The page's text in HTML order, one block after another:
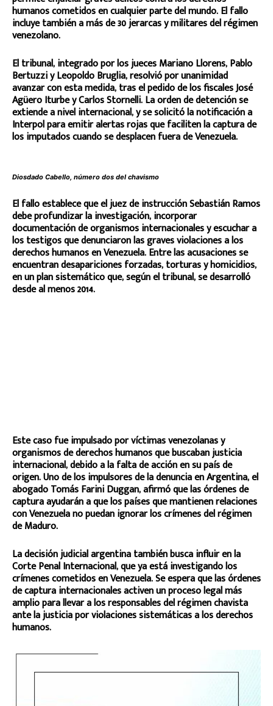
humanos cometidos en cualquier parte del mundo. El fallo
incluye también a más de 30 jerarcas y militares del régimen
venezolano.
El tribunal, integrado por los jueces Mariano Llorens, Pablo
Bertuzzi y Leopoldo Bruglia, resolvió por unanimidad
avanzar con esta medida, tras el pedido de los fiscales José
Agüero Iturbe y Carlos Stornelli. La orden de detención se
extiende a nivel internacional, y se solicitó la notificación a
Interpol para emitir alertas rojas que faciliten la captura de
los imputados cuando se desplacen fuera de Venezuela.
Diosdado Cabello, número dos del chavismo
El fallo establece que el juez de instrucción Sebastián Ramos
debe profundizar la investigación, incorporar
documentación de organismos internacionales y escuchar a
los testigos que denunciaron las graves violaciones a los
derechos humanos en Venezuela. Entre las acusaciones se
encuentran desapariciones forzadas, torturas y homicidios,
en un plan sistemático que, según el tribunal, se desarrolló
desde al menos 2014.
Este caso fue impulsado por víctimas venezolanas y
organismos de derechos humanos que buscaban justicia
internacional, debido a la falta de acción en su país de
origen. Uno de los impulsores de la denuncia en Argentina, el
abogado Tomás Farini Duggan, afirmó que las órdenes de
captura ayudarán a que los países que mantienen relaciones
con Venezuela no puedan ignorar los crímenes del régimen
de Maduro.
La decisión judicial argentina también busca influir en la
Corte Penal Internacional, que ya está investigando los
crímenes cometidos en Venezuela. Se espera que las órdenes
de captura internacionales activen un proceso legal más
amplio para llevar a los responsables del régimen chavista
ante la justicia por violaciones sistemáticas a los derechos
humanos.